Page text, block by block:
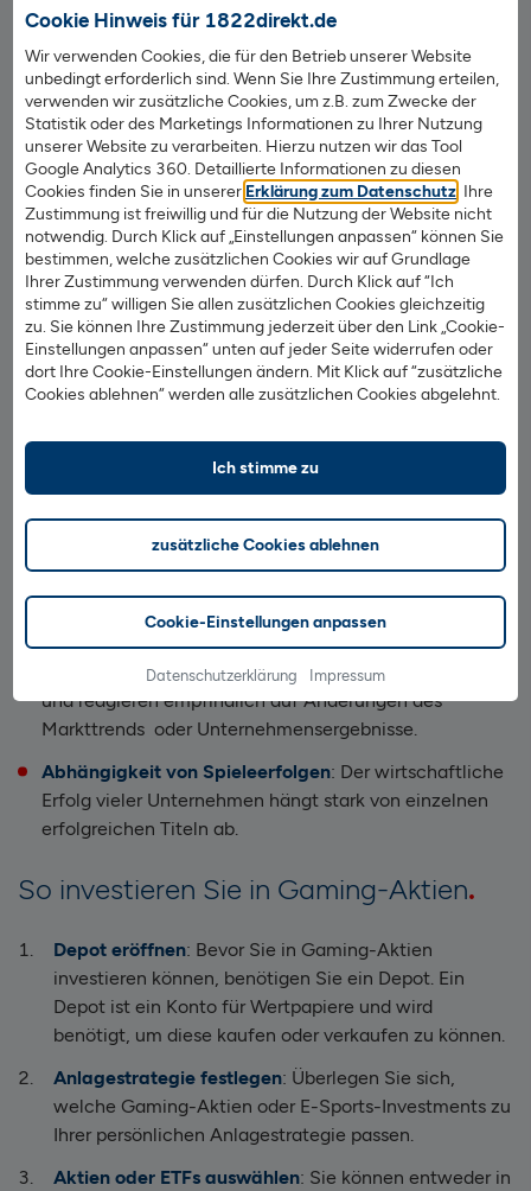
Cookie Hinweis für 1822direkt.de
Wir verwenden Cookies, die für den Betrieb unserer Website
unbedingt erforderlich sind. Wenn Sie Ihre Zustimmung erteilen,
verwenden wir zusätzliche Cookies, um z.B. zum Zwecke der
Statistik oder des Marketings Informationen zu Ihrer Nutzung
unserer Website zu verarbeiten. Hierzu nutzen wir das Tool
Google Analytics 360. Detaillierte Informationen zu diesen
Cookies finden Sie in unserer Erklärung zum Datenschutz . Ihre
Zustimmung ist freiwillig und für die Nutzung der Website nicht
notwendig. Durch Klick auf „Einstellungen anpassen“ können Sie
bestimmen, welche zusätzlichen Cookies wir auf Grundlage
Ihrer Zustimmung verwenden dürfen. Durch Klick auf “Ich
stimme zu“ willigen Sie allen zusätzlichen Cookies gleichzeitig
zu. Sie können Ihre Zustimmung jederzeit über den Link „Cookie-
Einstellungen anpassen“ unten auf jeder Seite widerrufen oder
dort Ihre Cookie-Einstellungen ändern. Mit Klick auf “zusätzliche
Cookies ablehnen“ werden alle zusätzlichen Cookies abgelehnt.
Ich stimme zu
zusätzliche Cookies ablehnen
Cookie-Einstellungen anpassen
Datenschutzerklärung Impressum
Vor- und Nachteile der Investition in
Gaming-Aktien
Die Vorteile:
Hohe Wachstumschancen: Die Gaming- und E-
Sports-Branche wächst weltweit stark und profitiert
von Trends wie Mobile Gaming, Streaming und neuen
Technologien.
Zukunftsorientierter Markt: Gaming ist ein
Vielfältige Investitionsmöglichkeiten: Anleger
Kursschwankungen: Gaming-Aktien sind oft volatil
und reagieren empfindlich auf Änderungen des
Markttrends oder Unternehmensergebnisse.
Abhängigkeit von Spieleerfolgen: Der wirtschaftliche
Erfolg vieler Unternehmen hängt stark von einzelnen
erfolgreichen Titeln ab.
So investieren Sie in Gaming-Aktien
Depot eröffnen: Bevor Sie in Gaming-Aktien
investieren können, benötigen Sie ein Depot. Ein
Depot ist ein Konto für Wertpapiere und wird
benötigt, um diese kaufen oder verkaufen zu können.
Anlagestrategie festlegen: Überlegen Sie sich,
welche Gaming-Aktien oder E-Sports-Investments zu
Ihrer persönlichen Anlagestrategie passen.
Aktien oder ETFs auswählen: Sie können entweder in